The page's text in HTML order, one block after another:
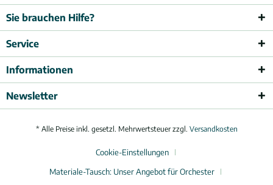
Sie brauchen Hilfe?
Service
Informationen
Newsletter
* Alle Preise inkl. gesetzl. Mehrwertsteuer zzgl. Versandkosten
Cookie-Einstellungen
Materiale-Tausch: Unser Angebot für Orchester